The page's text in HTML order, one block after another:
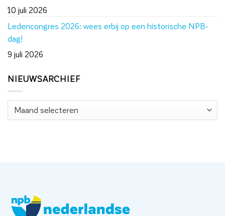
10 juli 2026
Ledencongres 2026: wees erbij op een historische NPB-
dag!
9 juli 2026
NIEUWSARCHIEF
Nieuwsarchief